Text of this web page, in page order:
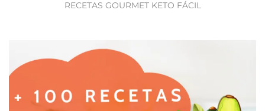
RECETAS GOURMET KETO FÁCIL